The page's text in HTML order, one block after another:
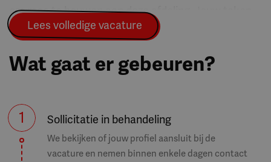
om mee te bouwen aan deze afdeling. Jouw taken
en verantwoordelijkheden bestaan onder andere
indicatiestelling, de inhoud en vaststelling van het
behandelplan. Ook voer je individuele- en/of
groepsbehandelingen uit, zoals EMDR, CGT en
Lees volledige vacature
Wat gaat er gebeuren?
1 Sollicitatie in behandeling
We bekijken of jouw profiel aansluit bij de
vacature en nemen binnen enkele dagen contact